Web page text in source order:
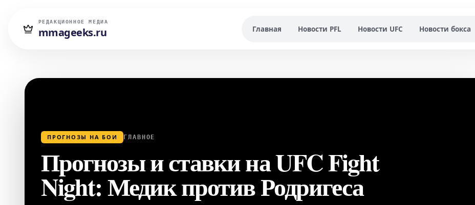
РЕДАКЦИОННОЕ МЕДИА
mmageeks.ru Главная Новости PFL Новости UFC Новости бокса
ПРОГНОЗЫ НА БОИ ГЛАВНОЕ
Прогнозы и ставки на UFC Fight
Night: Медик против Родригеса